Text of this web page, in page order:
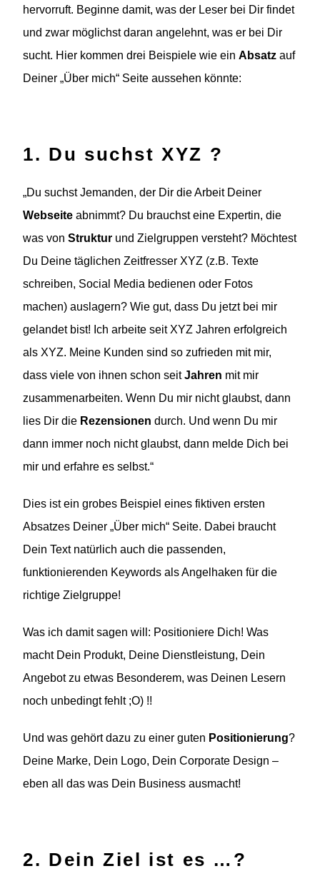
hervorruft. Beginne damit, was der Leser bei Dir findet
und zwar möglichst daran angelehnt, was er bei Dir
sucht. Hier kommen drei Beispiele wie einAbsatz auf
Deiner „Über mich“ Seite aussehen könnte:
1. Du suchst XYZ ?
„Du suchst Jemanden, der Dir die Arbeit Deiner
Webseite abnimmt? Du brauchst eine Expertin, die
was vonStruktur und Zielgruppen versteht? Möchtest
Du Deine täglichen Zeitfresser XYZ (z.B. Texte
schreiben, Social Media bedienen oder Fotos
machen) auslagern? Wie gut, dass Du jetzt bei mir
gelandet bist! Ich arbeite seit XYZ Jahren erfolgreich
als XYZ. Meine Kunden sind so zufrieden mit mir,
dass viele von ihnen schon seitJahren mit mir
zusammenarbeiten. Wenn Du mir nicht glaubst, dann
lies Dir die Rezensionen durch. Und wenn Du mir
dann immer noch nicht glaubst, dann melde Dich bei
mir und erfahre es selbst.“
Dies ist ein grobes Beispiel eines fiktiven ersten
Absatzes Deiner „Über mich“ Seite. Dabei braucht
Dein Text natürlich auch die passenden,
funktionierenden Keywords als Angelhaken für die
richtige Zielgruppe!
Was ich damit sagen will: Positioniere Dich! Was
macht Dein Produkt, Deine Dienstleistung, Dein
Angebot zu etwas Besonderem, was Deinen Lesern
noch unbedingt fehlt ;O) !!
Und was gehört dazu zu einer guten Positionierung?
Deine Marke, Dein Logo, Dein Corporate Design –
eben all das was Dein Business ausmacht!
2. Dein Ziel ist es …?